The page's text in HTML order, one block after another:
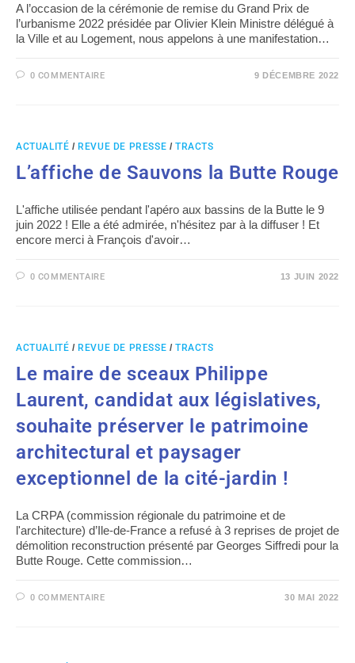
A l’occasion de la cérémonie de remise du Grand Prix de
l’urbanisme 2022 présidée par Olivier Klein Ministre délégué à
la Ville et au Logement, nous appelons à une manifestation…
0 COMMENTAIRE 9 DÉCEMBRE 2022
ACTUALITÉ /REVUE DE PRESSE /TRACTS
L’affiche de Sauvons la Butte Rouge
L'affiche utilisée pendant l'apéro aux bassins de la Butte le 9
juin 2022 ! Elle a été admirée, n'hésitez par à la diffuser ! Et
encore merci à François d'avoir…
0 COMMENTAIRE 13 JUIN 2022
ACTUALITÉ /REVUE DE PRESSE /TRACTS
Le maire de sceaux Philippe
Laurent, candidat aux législatives,
souhaite préserver le patrimoine
architectural et paysager
exceptionnel de la cité-jardin !
La CRPA (commission régionale du patrimoine et de
l'architecture) d’Ile-de-France a refusé à 3 reprises de projet de
démolition reconstruction présenté par Georges Siffredi pour la
Butte Rouge. Cette commission…
0 COMMENTAIRE 30 MAI 2022